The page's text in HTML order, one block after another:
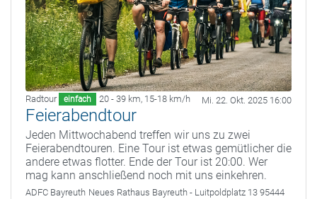
Radtour einfach 20 - 39 km, 15-18 km/h Mi. 22. Okt. 2025 16:00
Feierabendtour
Jeden Mittwochabend treffen wir uns zu zwei
Feierabendtouren. Eine Tour ist etwas gemütlicher die
andere etwas flotter. Ende der Tour ist 20:00. Wer
mag kann anschließend noch mit uns einkehren.
ADFC Bayreuth Neues Rathaus Bayreuth - Luitpoldplatz 13 95444